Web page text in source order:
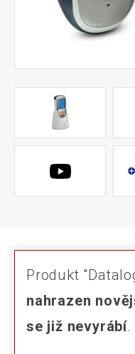
Produkt
nahrazen
se již nevyrábí.